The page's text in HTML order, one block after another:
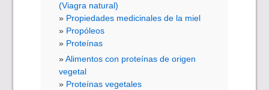
(Viagra natural)
Propiedades medicinales de la miel
Propóleos
Proteínas
Alimentos con proteínas de origen
vegetal
Proteínas vegetales